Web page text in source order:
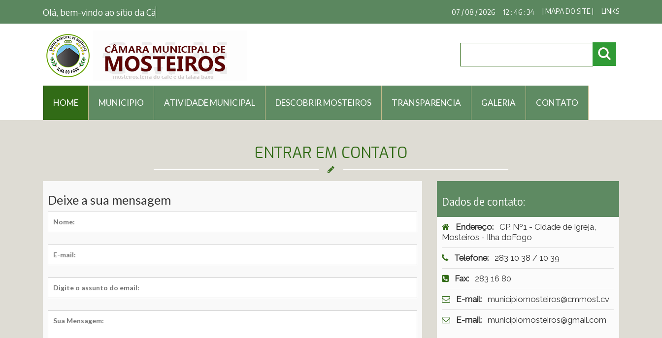
Olá, bem-vindo ao sítio da Câma 07 / 08 / 2026 12 : 46 : 34 | MAPA DO SITE | LINKS
HOME MUNICIPIO ATIVIDADE MUNICIPAL DESCOBRIR MOSTEIROS TRANSPARENCIA GALERIA CONTATO
ENTRAR EM CONTATO
Deixe a sua mensagem Dados de contato:
Endereço: CP. Nº1 - Cidade de Igreja,
Mosteiros - Ilha doFogo
Telefone: 283 10 38 / 10 39
Fax: 283 16 80
E-mail: municipiomosteiros@cmmost.cv
E-mail: municipiomosteiros@gmail.com